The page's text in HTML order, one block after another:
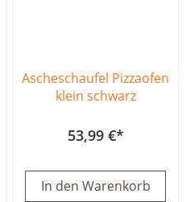
Ascheschaufel Pizzaofen
klein schwarz
53,99 €
In den Warenkorb